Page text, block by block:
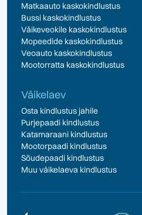
Matkaauto kaskokindlustus
Bussi kaskokindlustus
Väikeveokile kaskokindlustus
Mopeedide kaskokindlustus
Veoauto kaskokindlustus
Mootorratta kaskokindlustus
Väikelaev
Osta kindlustus jahile
Purjepaadi kindlustus
Katamaraani kindlustus
Mootorpaadi kindlustus
Sõudepaadi kindlustus
Muu väikelaeva kindlustus